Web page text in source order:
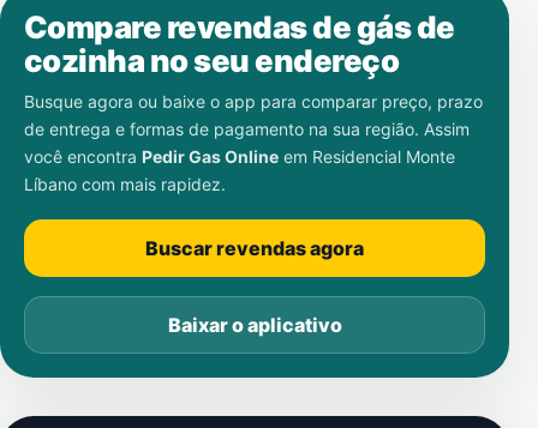
Compare revendas de gás de
cozinha no seu endereço
Busque agora ou baixe o app para comparar preço, prazo
de entrega e formas de pagamento na sua região. Assim
você encontra Pedir Gas Online em Residencial Monte
Líbano com mais rapidez.
Buscar revendas agora
Baixar o aplicativo